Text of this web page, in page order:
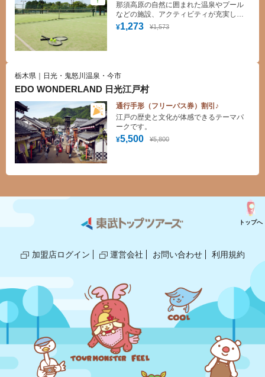
¥1,273 ¥1,573
那須高原の自然に囲まれた温泉やプール
などの施設、アクティビティが充実した
高原ゾートホテル
栃木県｜日光・鬼怒川温泉・今市
EDO WONDERLAND 日光江戸村
通行手形（フリーパス券）割引♪
¥5,500 ¥5,800
江戸の歴史と文化が体感できるテーマパ
ークです。
加盟店ログイン 運営会社 お問い合わせ 利用規約
トップへ